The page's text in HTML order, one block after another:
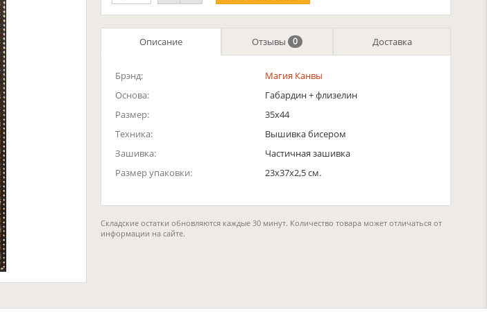
Описание Отзывы 0 Доставка
Брэнд:
Магия Канвы
Основа:
Габардин + флизелин
Размер:
35х44
Техника:
Вышивка бисером
Зашивка:
Частичная зашивка
Размер упаковки:
23x37x2,5 см.
Складские остатки обновляются каждые 30 минут. Количество товара может отличаться от
информации на сайте.